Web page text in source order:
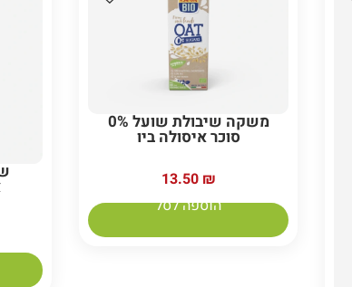
משקה שיבולת שועל 0%
סוכר איסולה ביו
13.50 ₪
הוספה לסל